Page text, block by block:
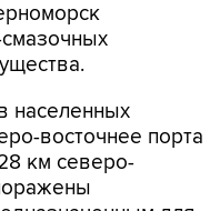
населенных
восточнее порта
км северо-